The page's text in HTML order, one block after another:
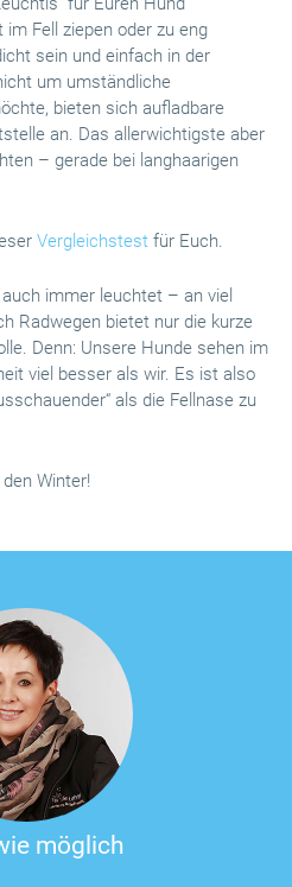
Fell ziepen oder zu eng
sein und einfach in der
um umständliche
bieten sich aufladbare
an. Das allerwichtigste aber
– gerade bei langhaarigen
Vergleichstest für Euch.
immer leuchtet – an viel
Radwegen bietet nur die kurze
Denn: Unsere Hunde sehen im
viel besser als wir. Es ist also
als die Fellnase zu
Winter!
möglich